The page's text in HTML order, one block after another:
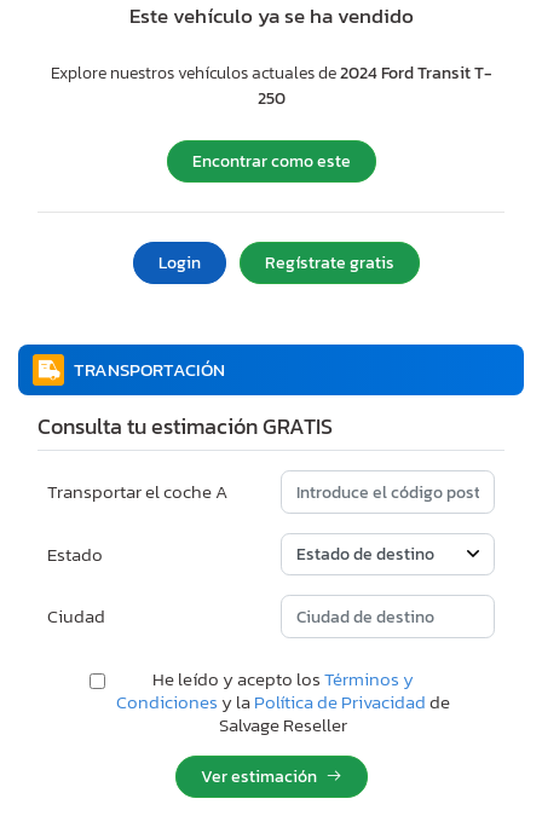
Este vehículo ya se ha vendido
Explore nuestros vehículos actuales de2024 Ford Transit T-
250
Encontrar como este
Login Regístrate gratis
TRANSPORTACIÓN
Consulta tu estimación GRATIS
Transportar el coche A
Estado
Ciudad
He leído y acepto losTérminos y
Condiciones y laPolítica de Privacidadde
Salvage Reseller
Ver estimación